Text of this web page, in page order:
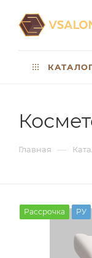
Главная —
Рассрочка РУ